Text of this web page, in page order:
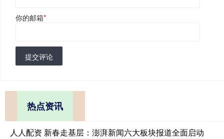
你的邮箱*
提交评论
热点资讯
人人配资 新春走基层：澎湃新闻六大板块报道全面启动